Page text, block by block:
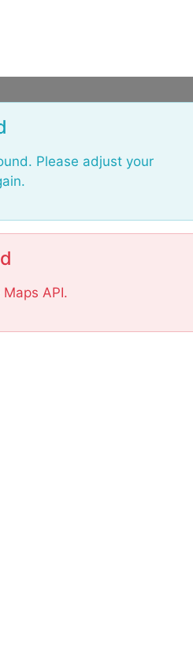
Please adjust your
API.